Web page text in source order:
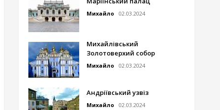
Михайло 02.03.2024
Михайлівський
Золотоверхий собор
Михайло 02.03.2024
Андріївський узвіз
Михайло 02.03.2024